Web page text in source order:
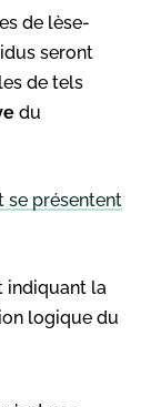
de lèse-
seront
de tels
du
se présentent
indiquant la
logique du